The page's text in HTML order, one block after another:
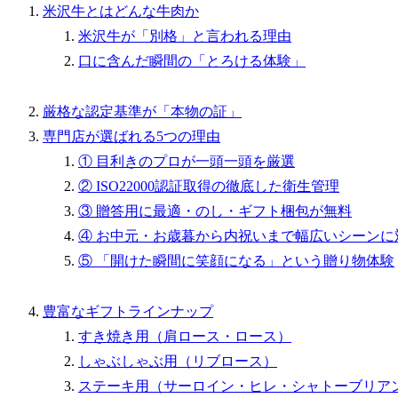
米沢牛とはどんな牛肉か
米沢牛が「別格」と言われる理由
口に含んだ瞬間の「とろける体験」
厳格な認定基準が「本物の証」
専門店が選ばれる5つの理由
① 目利きのプロが一頭一頭を厳選
② ISO22000認証取得の徹底した衛生管理
③ 贈答用に最適・のし・ギフト梱包が無料
④ お中元・お歳暮から内祝いまで幅広いシーンに
⑤ 「開けた瞬間に笑顔になる」という贈り物体験
豊富なギフトラインナップ
すき焼き用（肩ロース・ロース）
しゃぶしゃぶ用（リブロース）
ステーキ用（サーロイン・ヒレ・シャトーブリア